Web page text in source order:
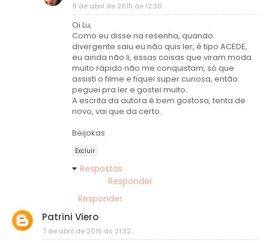
8 de abril de 2015 às 12:30
Oi Lu,
Como eu disse na resenha, quando
divergente saiu eu não quis ler, é tipo ACEDE,
eu ainda não li, essas coisas que viram moda
muito rápido não me conquistam, só que
assisti o filme e fiquei super curiosa, então
peguei pra ler e gostei muito.
A escrita da autora é bem gostosa, tenta de
novo, vai que da certo.
Beijokas
Excluir
Respostas
Responder
Responder
Patrini Viero
7 de abril de 2015 às 21:32